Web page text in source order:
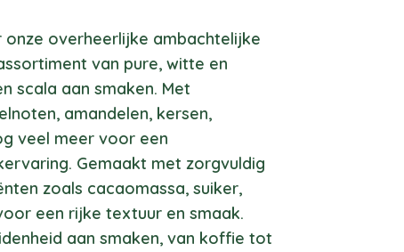
overheerlijke ambachtelijke
van pure, witte en
scala aan smaken. Met
amandelen, kersen,
veel meer voor een
Gemaakt met zorgvuldig
zoals cacaomassa, suiker,
een rijke textuur en smaak.
aan smaken, van koffie tot